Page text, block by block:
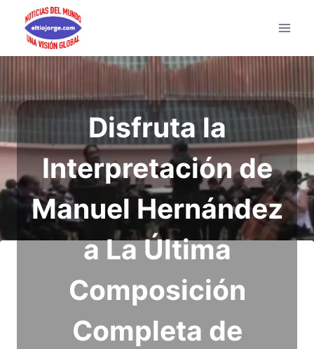
Saltar
contenido
Disfruta la
Interpretación de
Manuel Hernández
a La Última
Composición
Completa de